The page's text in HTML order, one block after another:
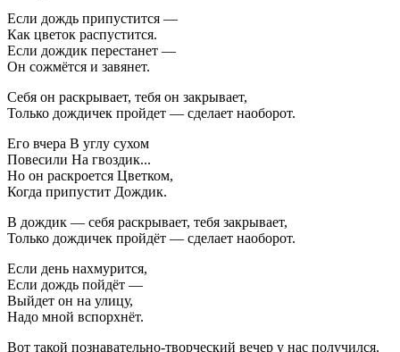
Если дождь припустится —
Как цветок распустится.
Если дождик перестанет —
Он сожмётся и завянет.
Себя он раскрывает, тебя он закрывает,
Только дождичек пройдет — сделает наоборот.
Его вчера В углу сухом
Повесили На гвоздик...
Но он раскроется Цветком,
Когда припустит Дождик.
В дождик — себя раскрывает, тебя закрывает,
Только дождичек пройдёт — сделает наоборот.
Если день нахмурится,
Если дождь пойдёт —
Выйдет он на улицу,
Надо мной вспорхнёт.
Вот такой познавательно-творческий вечер у нас получился.